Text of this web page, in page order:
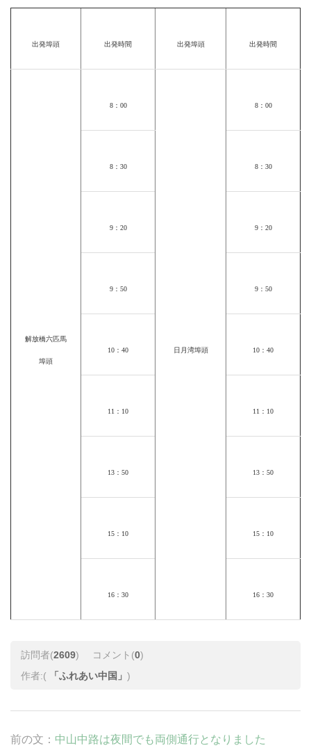
出発埠頭 出発時間 出発埠頭 出発時間
解放橋六匹馬
埠頭
8： 00
日月湾埠頭
8： 00
8： 30 8： 30
9： 20 9： 20
9： 50 9： 50
10 ： 40 10 ： 40
11 ： 10 11 ： 10
13 ： 50 13 ： 50
15 ： 10 15 ： 10
16 ： 30 16 ： 30
訪問者(2609) コメント(0)
作者:( 「ふれあい中国」 )
前の文： 中山中路は夜間でも両側通行となりました